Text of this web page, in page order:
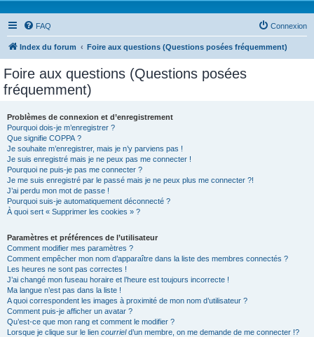
FAQ Connexion
Index du forum Foire aux questions (Questions posées fréquemment)
Foire aux questions (Questions posées
fréquemment)
Problèmes de connexion et d’enregistrement
Pourquoi dois-je m’enregistrer ?
Que signifie COPPA ?
Je souhaite m’enregistrer, mais je n’y parviens pas !
Je suis enregistré mais je ne peux pas me connecter !
Pourquoi ne puis-je pas me connecter ?
Je me suis enregistré par le passé mais je ne peux plus me connecter ?!
J’ai perdu mon mot de passe !
Pourquoi suis-je automatiquement déconnecté ?
À quoi sert « Supprimer les cookies » ?
Paramètres et préférences de l’utilisateur
Comment modifier mes paramètres ?
Comment empêcher mon nom d’apparaître dans la liste des membres connectés ?
Les heures ne sont pas correctes !
J’ai changé mon fuseau horaire et l’heure est toujours incorrecte !
Ma langue n’est pas dans la liste !
A quoi correspondent les images à proximité de mon nom d’utilisateur ?
Comment puis-je afficher un avatar ?
Qu’est-ce que mon rang et comment le modifier ?
Lorsque je clique sur le lien courrield’un membre, on me demande de me connecter !?